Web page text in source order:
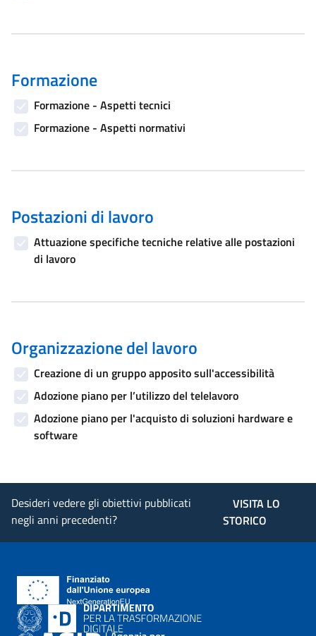
Formazione
Formazione - Aspetti tecnici
Formazione - Aspetti normativi
Postazioni di lavoro
Attuazione specifiche tecniche relative alle postazioni
di lavoro
Organizzazione del lavoro
Creazione di un gruppo apposito sull'accessibilità
Adozione piano per l’utilizzo del telelavoro
Adozione piano per l'acquisto di soluzioni hardware e
software
Desideri vedere gli obiettivi pubblicati
negli anni precedenti?
VISITA LO
STORICO